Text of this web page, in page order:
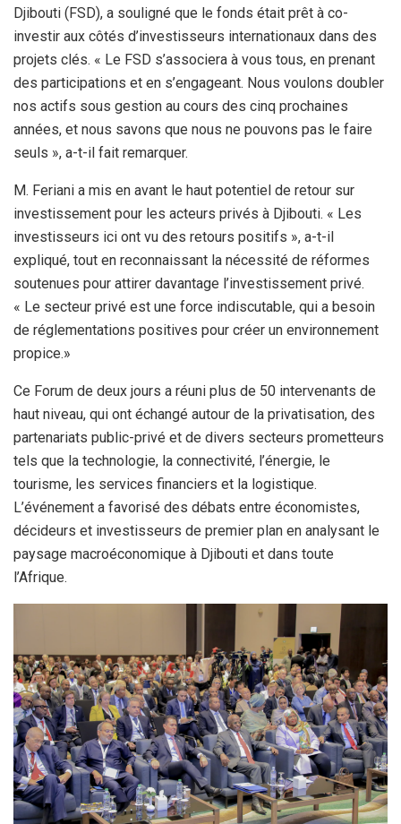
Djibouti (FSD), a souligné que le fonds était prêt à co-
investir aux côtés d’investisseurs internationaux dans des
projets clés. « Le FSD s’associera à vous tous, en prenant
des participations et en s’engageant. Nous voulons doubler
nos actifs sous gestion au cours des cinq prochaines
années, et nous savons que nous ne pouvons pas le faire
seuls », a-t-il fait remarquer.
M. Feriani a mis en avant le haut potentiel de retour sur
investissement pour les acteurs privés à Djibouti. « Les
investisseurs ici ont vu des retours positifs », a-t-il
expliqué, tout en reconnaissant la nécessité de réformes
soutenues pour attirer davantage l’investissement privé.
« Le secteur privé est une force indiscutable, qui a besoin
de réglementations positives pour créer un environnement
propice.»
Ce Forum de deux jours a réuni plus de 50 intervenants de
haut niveau, qui ont échangé autour de la privatisation, des
partenariats public-privé et de divers secteurs prometteurs
tels que la technologie, la connectivité, l’énergie, le
tourisme, les services financiers et la logistique.
L’événement a favorisé des débats entre économistes,
décideurs et investisseurs de premier plan en analysant le
paysage macroéconomique à Djibouti et dans toute
l’Afrique.